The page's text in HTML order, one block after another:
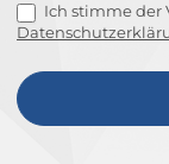
Ich stimme der